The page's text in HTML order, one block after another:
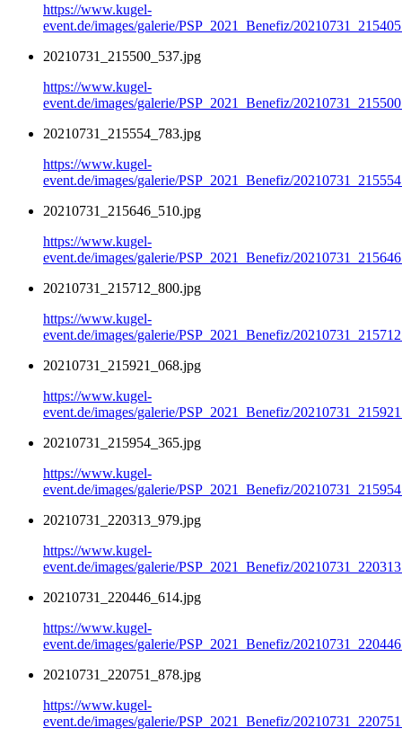
https://www.kugel-
event.de/images/galerie/PSP_2021_Benefiz/
20210731_215500_537.jpg
https://www.kugel-
event.de/images/galerie/PSP_2021_Benefiz/
20210731_215554_783.jpg
https://www.kugel-
event.de/images/galerie/PSP_2021_Benefiz/
20210731_215646_510.jpg
https://www.kugel-
event.de/images/galerie/PSP_2021_Benefiz/
20210731_215712_800.jpg
https://www.kugel-
event.de/images/galerie/PSP_2021_Benefiz/
20210731_215921_068.jpg
https://www.kugel-
event.de/images/galerie/PSP_2021_Benefiz/
20210731_215954_365.jpg
https://www.kugel-
event.de/images/galerie/PSP_2021_Benefiz/
20210731_220313_979.jpg
https://www.kugel-
event.de/images/galerie/PSP_2021_Benefiz/
20210731_220446_614.jpg
https://www.kugel-
event.de/images/galerie/PSP_2021_Benefiz/
20210731_220751_878.jpg
https://www.kugel-
event.de/images/galerie/PSP_2021_Benefiz/